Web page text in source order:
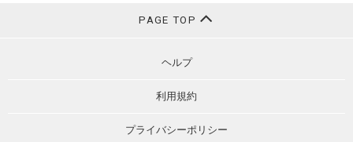
PAGE TOP
ヘルプ
利用規約
プライバシーポリシー